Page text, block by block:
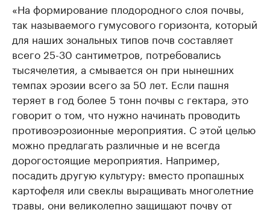
«На формирование плодородного слоя почвы,
так называемого гумусового горизонта, который
для наших зональных типов почв составляет
всего 25-30 сантиметров, потребовались
тысячелетия, а смывается он при нынешних
темпах эрозии всего за 50 лет. Если пашня
теряет в год более 5 тонн почвы с гектара, это
говорит о том, что нужно начинать проводить
противоэрозионные мероприятия. С этой целью
можно предлагать различные и не всегда
дорогостоящие мероприятия. Например,
посадить другую культуру: вместо пропашных
картофеля или свеклы выращивать многолетние
травы, они великолепно защищают почву от